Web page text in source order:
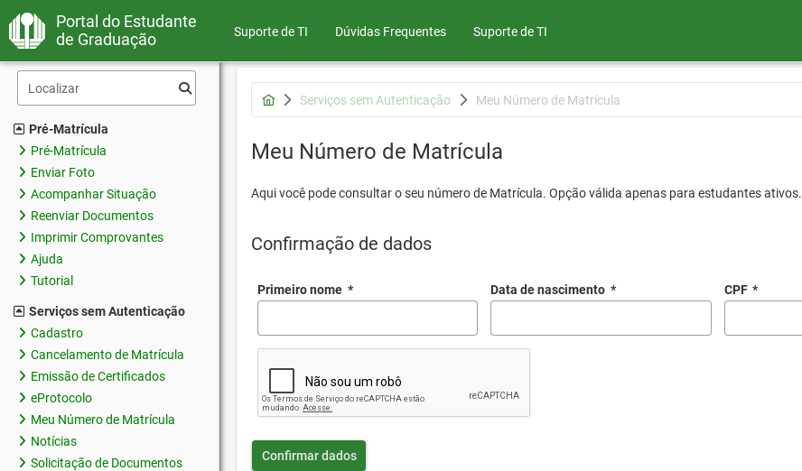
Portal do Estudante
de Graduação
Suporte de TI Dúvidas Frequentes Suporte de TI
Pré-Matrícula
Pré-Matrícula
Enviar Foto
Acompanhar Situação
Reenviar Documentos
Imprimir Comprovantes
Ajuda
Tutorial
Serviços sem Autenticação
Cadastro
Cancelamento de Matrícula
Emissão de Certificados
eProtocolo
Meu Número de Matrícula
Notícias
Solicitação de Documentos
Serviços sem Autenticação Meu Número de Matrícula
Meu Número de Matrícula
Aqui você pode consultar o seu número de Matrícula. Opção válida apenas para estudantes ativos.
Confirmação de dados
Primeiro nome * Data de nascimento * CPF *
Confirmar dados